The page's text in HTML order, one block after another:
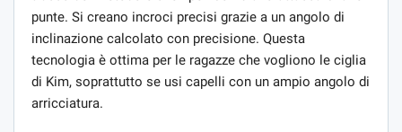
punte. Si creano incroci precisi grazie a un angolo di
inclinazione calcolato con precisione. Questa
tecnologia è ottima per le ragazze che vogliono le ciglia
di Kim, soprattutto se usi capelli con un ampio angolo di
arricciatura.